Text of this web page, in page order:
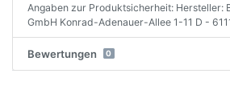
Angaben zur Produktsicherheit: Hersteller:
GmbH Konrad-Adenauer-Allee 1-11 D -
Bewertungen 0